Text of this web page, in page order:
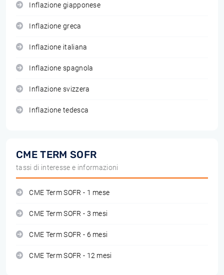
Inflazione giapponese
Inflazione greca
Inflazione italiana
Inflazione spagnola
Inflazione svizzera
Inflazione tedesca
CME TERM SOFR
tassi di interesse e informazioni
CME Term SOFR - 1 mese
CME Term SOFR - 3 mesi
CME Term SOFR - 6 mesi
CME Term SOFR - 12 mesi